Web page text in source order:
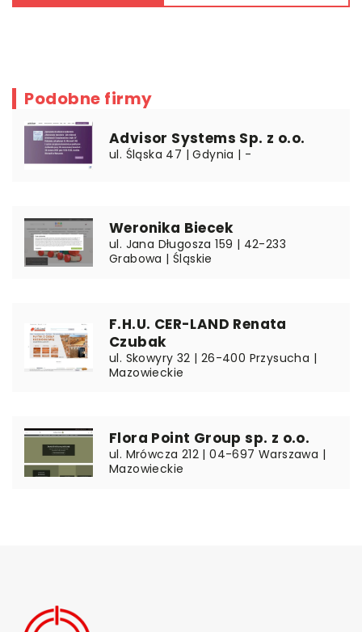
Podobne firmy
Advisor Systems Sp. z o.o.
ul. Śląska 47 | Gdynia | -
Weronika Biecek
ul. Jana Długosza 159 | 42-233
Grabowa | Śląskie
F.H.U. CER-LAND Renata
Czubak
ul. Skowyry 32 | 26-400 Przysucha |
Mazowieckie
Flora Point Group sp. z o.o.
ul. Mrówcza 212 | 04-697 Warszawa |
Mazowieckie